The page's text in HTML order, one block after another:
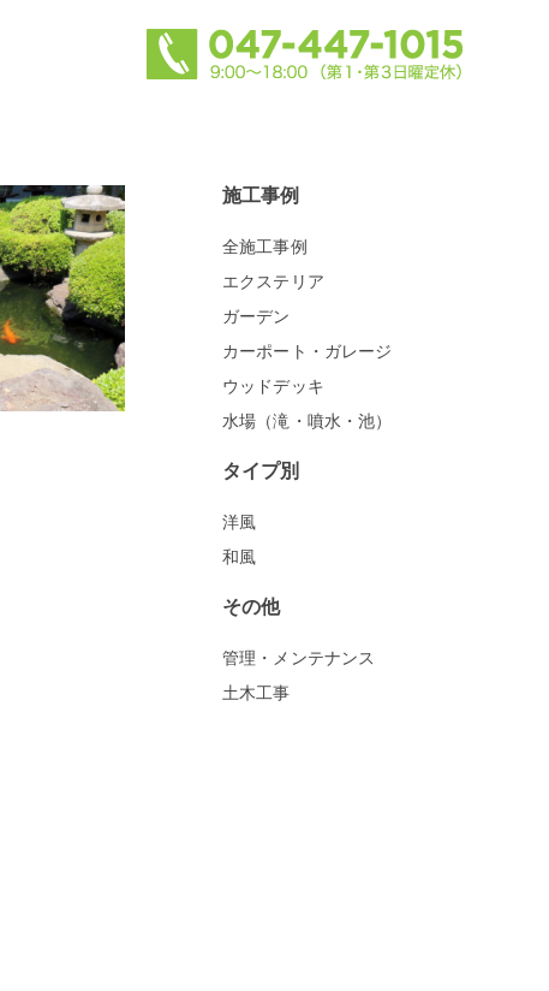
施工事例
全施工事例
エクステリア
ガーデン
カーポート・ガレージ
ウッドデッキ
水場（滝・噴水・池）
タイプ別
洋風
和風
その他
管理・メンテナンス
土木工事